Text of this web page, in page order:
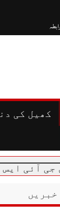
کھیل کی
پی آر
خبریں